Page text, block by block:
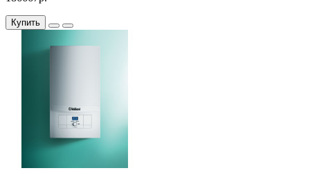
отопления
- электронное зажигание и управление всеми функциями
- присоединительный комплект в объеме поставки
Мощность:
Купить